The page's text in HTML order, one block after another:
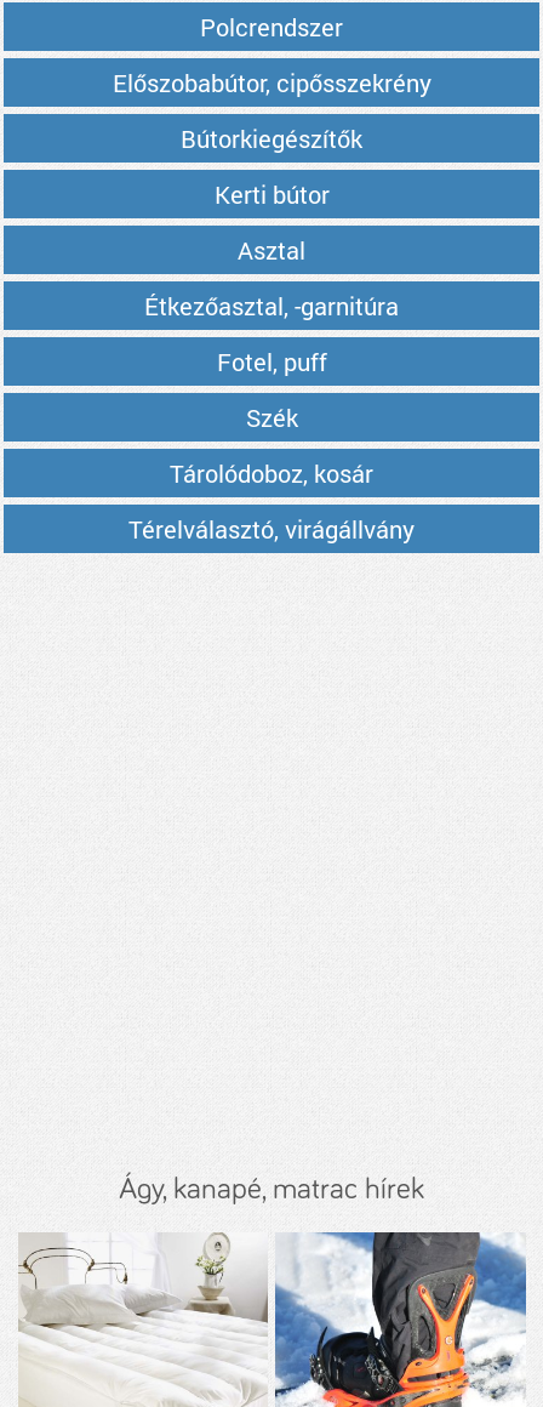
Polcrendszer
Előszobabútor, cipősszekrény
Bútorkiegészítők
Kerti bútor
Asztal
Étkezőasztal, -garnitúra
Fotel, puff
Szék
Tárolódoboz, kosár
Térelválasztó, virágállvány
Ágy, kanapé, matrac hírek